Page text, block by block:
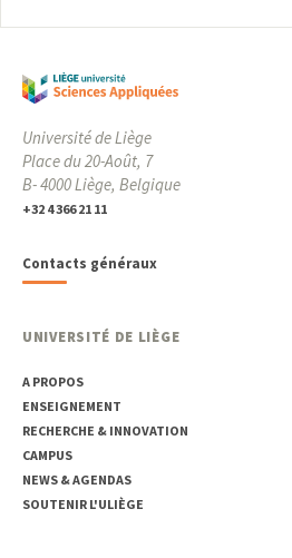
Université de Liège
Place du 20-Août, 7
B- 4000 Liège, Belgique
+32 4 366 21 11
Contacts généraux
UNIVERSITÉ DE LIÈGE
A PROPOS
ENSEIGNEMENT
RECHERCHE & INNOVATION
CAMPUS
NEWS & AGENDAS
SOUTENIR L'ULIÈGE